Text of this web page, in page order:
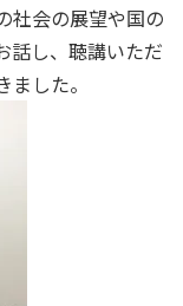
社会の展望や国の
話し、聴講いただ
した。